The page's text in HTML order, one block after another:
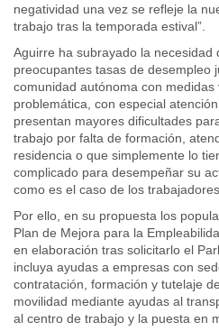
negatividad una vez se refleje la
trabajo tras la temporada estival”.
Aguirre ha subrayado la necesidad
preocupantes tasas de desempleo
comunidad autónoma con
problemática, con especial
presentan mayores dificultades
trabajo por falta de formación,
residencia o que simplemente lo
complicado para desempeñar su
como es el caso de los
Por ello, en su propuesta los
Plan de Mejora para la
en elaboración tras solicitarlo el
incluya ayudas a empresas con
contratación, formación y tutelaje
movilidad mediante ayudas al
al centro de trabajo y la puesta en